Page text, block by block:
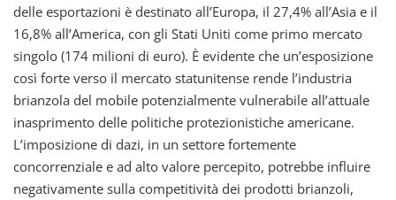
delle esportazioni è destinato all’Europa, il 27,4% all’Asia e il
16,8% all’America, con gli Stati Uniti come primo mercato
singolo (174 milioni di euro). È evidente che un’esposizione
così forte verso il mercato statunitense rende l’industria
brianzola del mobile potenzialmente vulnerabile all’attuale
inasprimento delle politiche protezionistiche americane.
L’imposizione di dazi, in un settore fortemente
concorrenziale e ad alto valore percepito, potrebbe influire
negativamente sulla competitività dei prodotti brianzoli,